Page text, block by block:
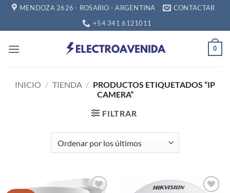
Saltar
contenido
MENDOZA 2626 - ROSARIO - ARGENTINA
CONTACTAR
+54 341 6121011
0
INICIO / TIENDA / PRODUCTOS ETIQUETADOS “IP
CAMERA”
FILTRAR